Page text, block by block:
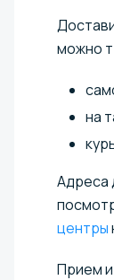
можно
на
Адреса
центры
Прием